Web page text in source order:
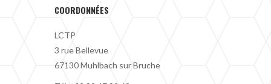
COORDONNÉES
LCTP
3 rue Bellevue
67130 Muhlbach sur Bruche